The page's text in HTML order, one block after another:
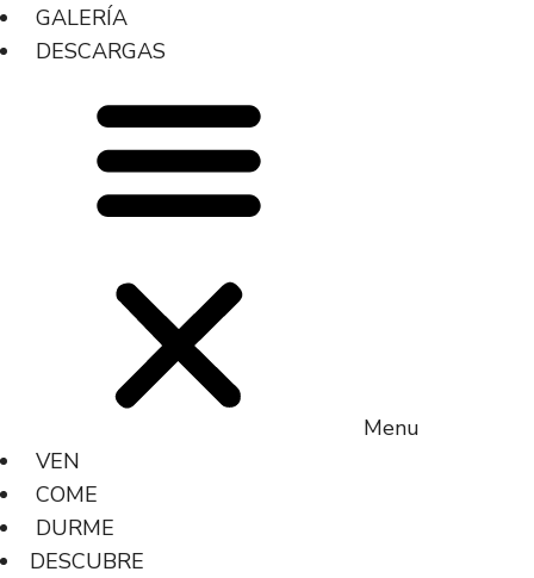
GALERÍA
DESCARGAS
Menu
VEN
COME
DURME
DESCUBRE